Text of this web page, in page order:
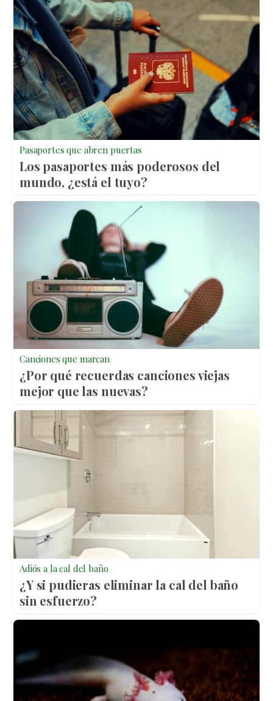
Pasaportes que abren puertas
Los pasaportes más poderosos del
mundo, ¿está el tuyo?
Canciones que marcan
¿Por qué recuerdas canciones viejas
mejor que las nuevas?
Adiós a la cal del baño
¿Y si pudieras eliminar la cal del baño
sin esfuerzo?